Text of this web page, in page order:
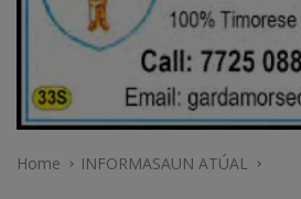
Home INFORMASAUN ATÚAL